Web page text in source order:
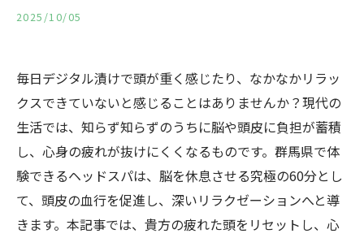
2025/10/05
毎日デジタル漬けで頭が重く感じたり、なかなかリラッ
クスできていないと感じることはありませんか？現代の
生活では、知らず知らずのうちに脳や頭皮に負担が蓄積
し、心身の疲れが抜けにくくなるものです。群馬県で体
験できるヘッドスパは、脳を休息させる究極の60分とし
て、頭皮の血行を促進し、深いリラクゼーションへと導
きます。本記事では、貴方の疲れた頭をリセットし、心